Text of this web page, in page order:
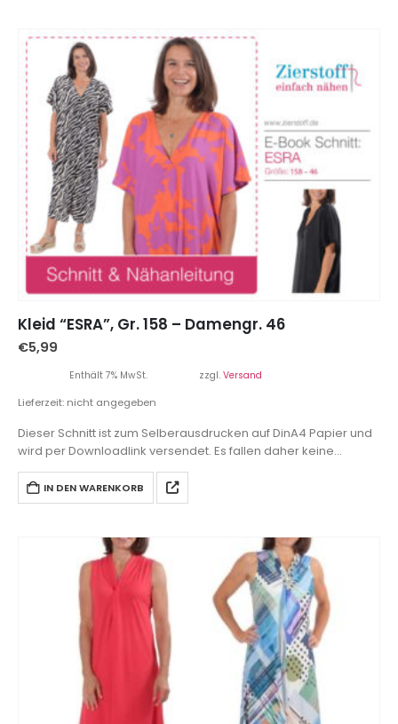
Kleid “ESRA”, Gr. 158 – Damengr. 46
€5,99
Enthält 7% MwSt. zzgl. Versand
Lieferzeit: nicht angegeben
Dieser Schnitt ist zum Selberausdrucken auf DinA4 Papier und
wird per Downloadlink versendet. Es fallen daher keine
Versandkosten an.
IN DEN WARENKORB